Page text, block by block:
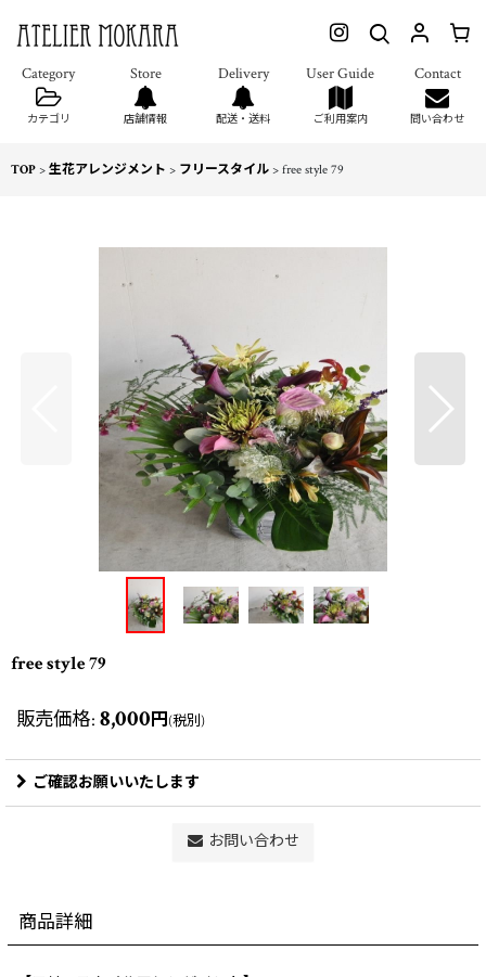
カテゴリ 店舗情報 配送・送料 ご利用案内 問い合わせ
TOP > 生花アレンジメント > フリースタイル > free style 79
free style 79
販売価格: 8,000円(税別)
ご確認お願いいたします
お問い合わせ
商品詳細